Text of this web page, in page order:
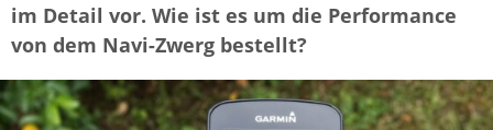
im Detail vor. Wie ist es um die Performance
von dem Navi-Zwerg bestellt?